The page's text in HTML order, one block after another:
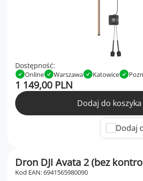
Dostępność:
Online Warszawa Katowice
1 149,00 PLN
Dodaj do koszyka
Dodaj
Dron DJI Avata 2 (bez
Kod EAN: 6941565980090